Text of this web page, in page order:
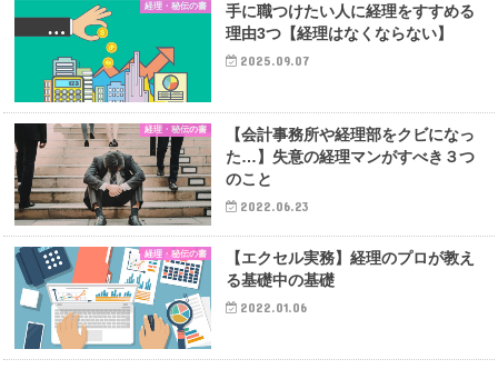
経理・秘伝の書
手に職つけたい人に経理をすすめる
理由3つ【経理はなくならない】
2025.09.07
経理・秘伝の書
【会計事務所や経理部をクビになっ
た…】失意の経理マンがすべき３つ
のこと
2022.06.23
経理・秘伝の書
【エクセル実務】経理のプロが教え
る基礎中の基礎
2022.01.06